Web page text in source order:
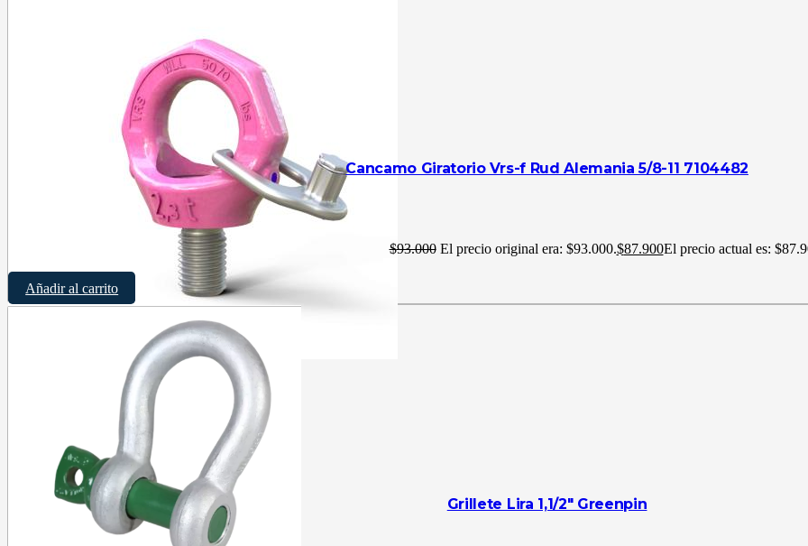
Cancamo Giratorio Vrs-f Rud Alemania 5/8-11 7104482
$93.000 El precio original era: $93.000.$87.900El precio actual es:
Añadir al carrito
Grillete Lira 1,1/2″ Greenpin